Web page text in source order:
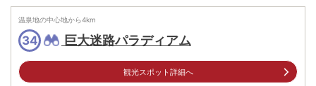
アクセス
日光宇都宮道路今市ICより車で約20分
公共交通機関
鬼怒川温泉駅から日光江戸村行きバス乗車「お猿の学校前」バス
温泉地の中心地から4km
34 巨大迷路パラディアム
観光スポット詳細へ